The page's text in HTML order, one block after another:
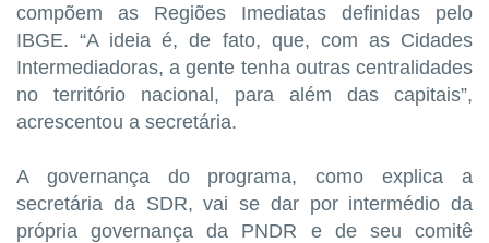
compõem as Regiões Imediatas definidas pelo
IBGE. “A ideia é, de fato, que, com as Cidades
Intermediadoras, a gente tenha outras centralidades
no território nacional, para além das capitais”,
acrescentou a secretária.
A governança do programa, como explica a
secretária da SDR, vai se dar por intermédio da
própria governança da PNDR e de seu comitê